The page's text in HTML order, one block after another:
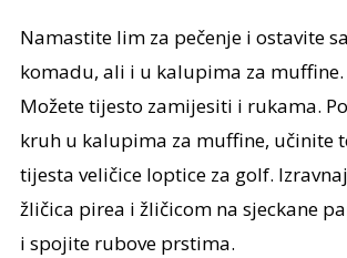
Namastite lim za pečenje i ostavite
komadu, ali i u kalupima za
Možete tijesto zamijesiti i rukama.
kruh u kalupima za muffine, učinite
tijesta veličice loptice za golf.
žličica pirea i žličicom na sjeckane
i spojite rubove prstima.